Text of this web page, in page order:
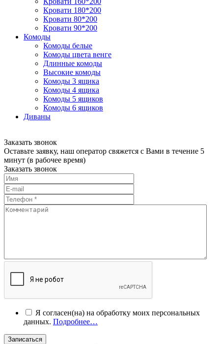
Кровати 180*200
Кровати 80*200
Кровати 90*200
Комоды
Комоды белые
Комоды цвета венге
Длинные комоды
Высокие комоды
Комоды 3 ящика
Комоды 4 ящика
Комоды 5 ящиков
Комоды 6 ящиков
Диваны
Заказать звонок
Оставьте заявку, наш оператор свяжется с Вами в течение 5
минут (в рабочее время)
Заказать звонок
Я согласен(на) на обработку моих персональных
данных. Подробнее…
Записаться